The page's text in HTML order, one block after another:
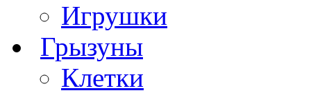
Игрушки
Грызуны
Клетки